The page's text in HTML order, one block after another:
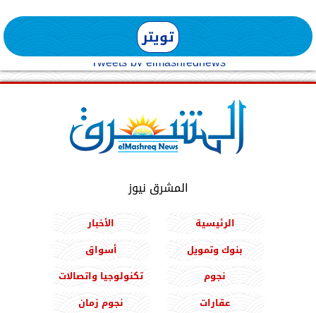
تويتر
Tweets by elmashreqnews
المشرق نيوز
الرئيسية
الأخبار
بنوك وتمويل
أسواق
نجوم
تكنولوجيا واتصالات
عقارات
نجوم زمان